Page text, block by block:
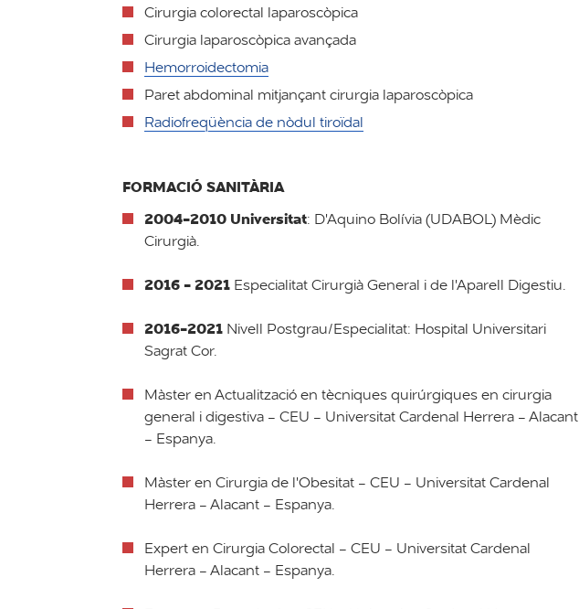
Cirurgia colorectal laparoscòpica
Cirurgia laparoscòpica avançada
Hemorroidectomia
Paret abdominal mitjançant cirurgia laparoscòpica
Radiofreqüència de nòdul tiroïdal
FORMACIÓ SANITÀRIA
2004-2010 Universitat: D'Aquino Bolívia (UDABOL) Mèdic
Cirurgià.
2016 - 2021 Especialitat Cirurgià General i de l'Aparell Digestiu.
2016-2021 Nivell Postgrau/Especialitat: Hospital Universitari
Sagrat Cor.
Màster en Actualització en tècniques quirúrgiques en cirurgia
general i digestiva - CEU - Universitat Cardenal Herrera - Alacant
- Espanya.
Màster en Cirurgia de l'Obesitat - CEU - Universitat Cardenal
Herrera - Alacant - Espanya.
Expert en Cirurgia Colorectal - CEU - Universitat Cardenal
Herrera - Alacant - Espanya.